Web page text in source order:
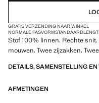
GRATIS VERZENDING NAAR WINKEL
NORMALE PASVORM
Stof 100% linnen. Rechte
mouwen. Twee zijzakken.
DETAILS, SAMENSTELLING
AFMETINGEN